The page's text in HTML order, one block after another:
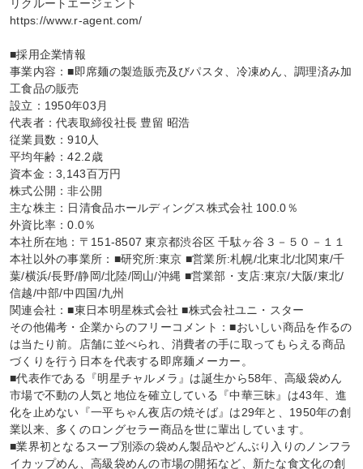
リクルートエージェント
https://www.r-agent.com/
■採用企業情報
事業内容：■即席麺の製造販売及びパスタ、冷凍めん、調理済み加
工食品の販売
設立：1950年03月
代表者：代表取締役社長 豊留 昭浩
従業員数：910人
平均年齢：42.2歳
資本金：3,143百万円
株式公開：非公開
主な株主：日清食品ホールディングス株式会社 100.0％
外資比率：0.0％
本社所在地：〒151-8507 東京都渋谷区 千駄ヶ谷３－５０－１１
本社以外の事業所：■研究所:東京 ■営業所:札幌/北東北/北関東/千
葉/横浜/長野/静岡/北陸/岡山/沖縄 ■営業部・支店:東京/大阪/東北/
信越/中部/中四国/九州
関連会社：■東日本明星株式会社 ■株式会社ユニ・スター
その他備考・企業からのフリーコメント：■おいしい商品を作るの
は当たり前。店舗に並べられ、消費者の手に取ってもらえる商品
づくりを行う日本を代表する即席麺メーカー。
■代表作である『明星チャルメラ』は誕生から58年、高級袋めん
市場で不動の人気と地位を確立している『中華三昧』は43年、進
化を止めない『一平ちゃん夜店の焼そば』は29年と、1950年の創
業以来、多くのロングセラー商品を世に輩出しています。
■業界初となるスープ別添の袋めん製品やどんぶり入りのノンフラ
イカップめん、高級袋めんの市場の開拓など、新たな食文化の創